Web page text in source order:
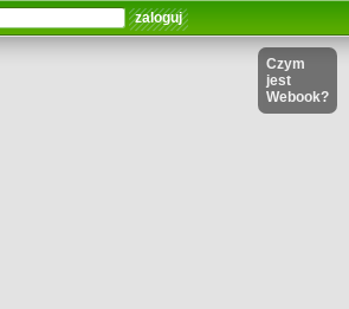
Czym
jest
Webook?